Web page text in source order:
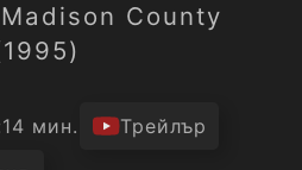
County
мин. Трейлър